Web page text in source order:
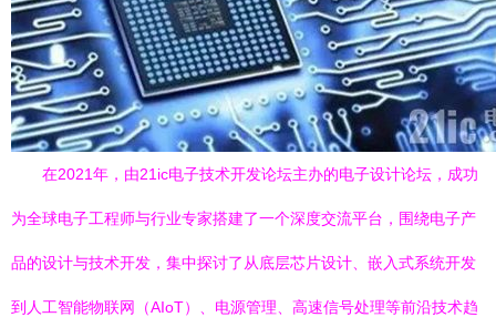
在2021年，由21ic电子技术开发论坛主办的电子设计论坛，成功
为全球电子工程师与行业专家搭建了一个深度交流平台，围绕电子产
品的设计与技术开发，集中探讨了从底层芯片设计、嵌入式系统开发
到人工智能物联网（AIoT）、电源管理、高速信号处理等前沿技术趋